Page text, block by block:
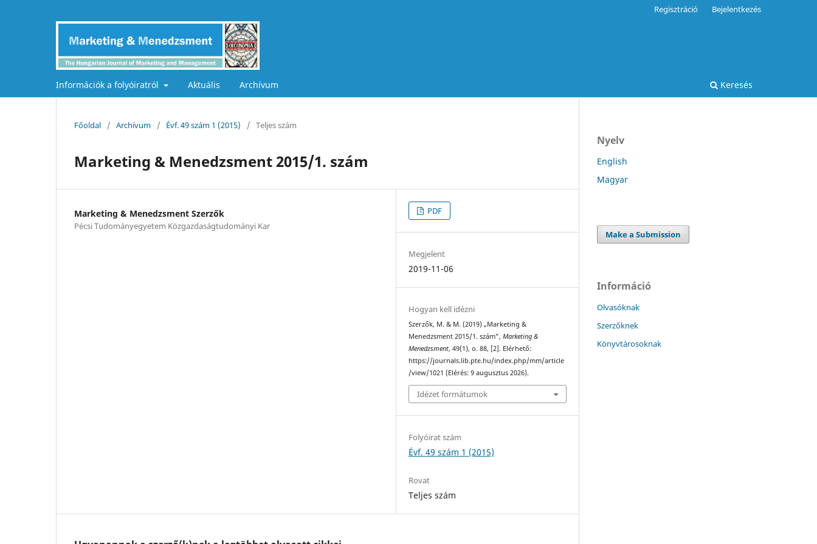
Információk a folyóiratról Aktuális Archívum Keresés
Regisztráció Bejelentkezés
Főoldal / Archívum / Évf. 49 szám 1 (2015) / Teljes szám
Marketing & Menedzsment 2015/1. szám
Marketing & Menedzsment Szerzők
Pécsi Tudományegyetem Közgazdaságtudományi Kar
PDF
Megjelent
2019-11-06
Hogyan kell idézni
Szerzők, M. & M. (2019) „Marketing &
Menedzsment 2015/1. szám”,Marketing &
Menedzsment, 49(1), o. 88, [2]. Elérhető:
https://journals.lib.pte.hu/index.php/mm/article
/view/1021 (Elérés: 9 augusztus 2026).
Idézet formátumok
Folyóirat szám
Évf. 49 szám 1 (2015)
Rovat
Teljes szám
Nyelv
English
Magyar
Make a Submission
Információ
Olvasóknak
Szerzőknek
Könyvtárosoknak